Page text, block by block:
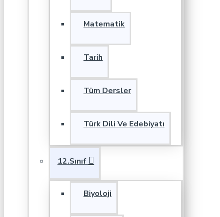
Matematik
Tarih
Tüm Dersler
Türk Dili Ve Edebiyatı
12.Sınıf
Biyoloji